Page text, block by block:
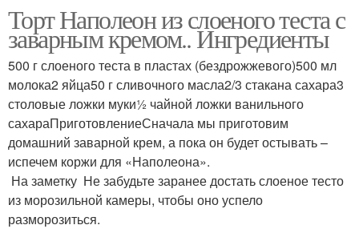
Торт Наполеон из слоеного теста с
заварным кремом.. Ингредиенты
500 г слоеного теста в пластах (бездрожжевого)500 мл
молока2 яйца50 г сливочного масла2/3 стакана сахара3
столовые ложки муки½ чайной ложки ванильного
сахараПриготовлениеСначала мы приготовим
домашний заварной крем, а пока он будет остывать –
испечем коржи для «Наполеона».
На заметку Не забудьте заранее достать слоеное тесто
из морозильной камеры, чтобы оно успело
разморозиться.